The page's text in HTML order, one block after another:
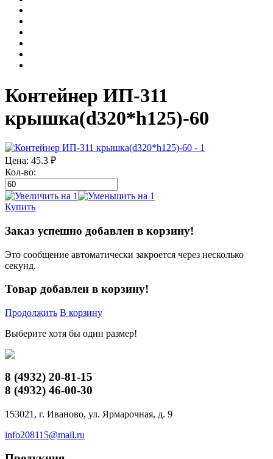
Контейнер ИП-311
крышка(d320*h125)-60
Цена: 45.3 ₽
Кол-во:
Купить
Заказ успешно добавлен в корзину!
Это сообщение автоматически закроется через несколько
секунд.
Товар добавлен в корзину!
Продолжить В корзину
Выберите хотя бы один размер!
8 (4932) 20-81-15
8 (4932) 46-00-30
153021, г. Иваново, ул. Ярмарочная, д. 9
info208115@mail.ru